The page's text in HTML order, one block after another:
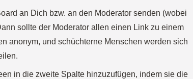
an Dich bzw. an den Moderator senden (wobei
sollte der Moderator allen einen Link zu einem
anonym, und schüchterne Menschen werden sich
in die zweite Spalte hinzuzufügen, indem sie die